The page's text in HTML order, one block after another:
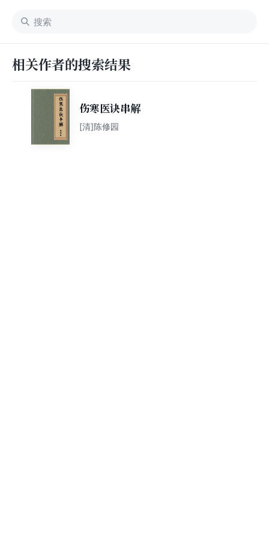
相关作者的搜索结果
伤寒医诀串解
[清]陈修园